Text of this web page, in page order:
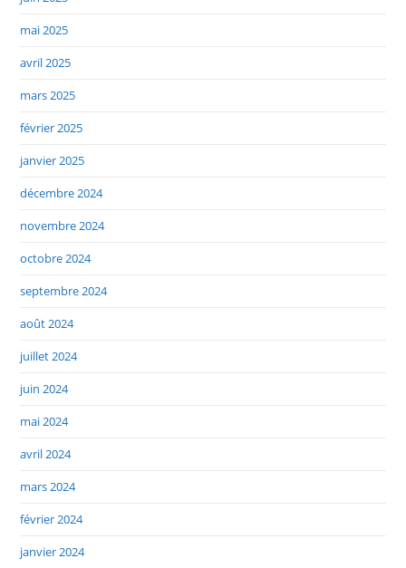
mai 2025
avril 2025
mars 2025
février 2025
janvier 2025
décembre 2024
novembre 2024
octobre 2024
septembre 2024
août 2024
juillet 2024
juin 2024
mai 2024
avril 2024
mars 2024
février 2024
janvier 2024